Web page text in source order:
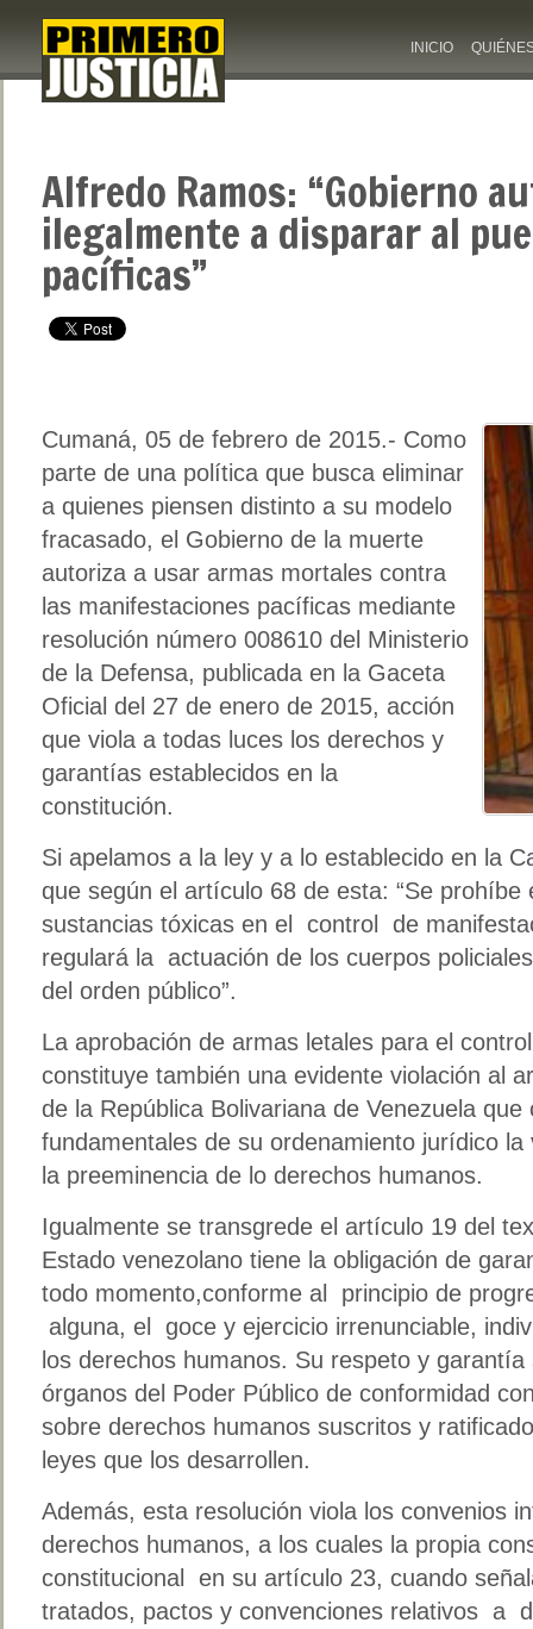
INICIO
Alfredo Ramos: “Gobierno
ilegalmente a disparar al
pacíficas”
Cumaná, 05 de febrero de 2015.- Como
parte de una política que busca eliminar
a quienes piensen distinto a su modelo
fracasado, el Gobierno de la muerte
autoriza a usar armas mortales contra
las manifestaciones pacíficas mediante
resolución número 008610 del Ministerio
de la Defensa, publicada en la Gaceta
Oficial del 27 de enero de 2015, acción
que viola a todas luces los derechos y
garantías establecidos en la
constitución.
Si apelamos a la ley y a lo establecido en la
que según el artículo 68 de esta: “Se
sustancias tóxicas en el control de
regulará la actuación de los cuerpos
del orden público”.
La aprobación de armas letales para el
constituye también una evidente violación al
de la República Bolivariana de Venezuela
fundamentales de su ordenamiento jurídico
la preeminencia de lo derechos humanos.
Igualmente se transgrede el artículo 19 del
Estado venezolano tiene la obligación de
todo momento,conforme al principio de
alguna, el goce y ejercicio irrenunciable,
los derechos humanos. Su respeto y
órganos del Poder Público de conformidad
sobre derechos humanos suscritos y
leyes que los desarrollen.
Además, esta resolución viola los convenios
derechos humanos, a los cuales la propia
constitucional en su artículo 23, cuando
tratados, pactos y convenciones relativos a